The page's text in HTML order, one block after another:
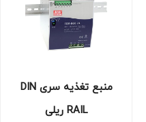
منبع تغذیه سری DIN
RAIL ریلی